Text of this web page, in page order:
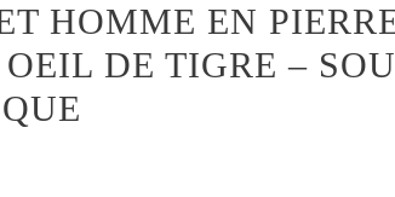
HOMME EN
DE TIGRE –